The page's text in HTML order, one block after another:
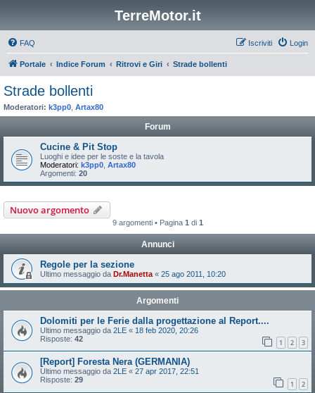
TerreMotor.it
FAQ Login
Iscriviti
Portale Indice Forum Ritrovi e Giri Strade bollenti
Strade bollenti
Moderatori: k3pp0 Artax80
Forum
Cucine & Pit Stop
Luoghi e idee per le soste e la tavola
Moderatori: k3pp0 Artax80
Argomenti: 20
Nuovo argomento
9 argomenti • Pagina 1 di 1
Annunci
Regole per la sezione
Ultimo messaggio da Dr.Manetta « 25 ago 2011, 10:20
Argomenti
Dolomiti per le Ferie dalla progettazione al Report....
Ultimo messaggio da 2LE « 18 feb 2020, 20:26
Risposte: 42 1 2 3
[Report] Foresta Nera (GERMANIA)
Ultimo messaggio da 2LE « 27 apr 2017, 22:51
Risposte: 29 1 2